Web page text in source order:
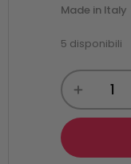
Made in Italy
5 disponibili